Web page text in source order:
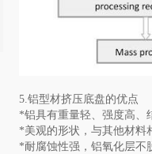
5.铝型材挤压底盘的优点
*铝具有重量轻、强度高、
*美观的形状，与其他材料
*耐腐蚀性强，铝氧化层不